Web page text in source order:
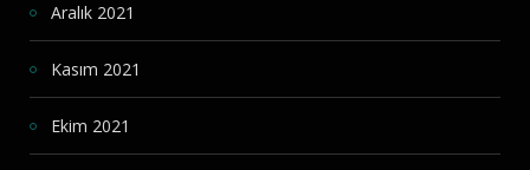
Aralık 2021
Kasım 2021
Ekim 2021